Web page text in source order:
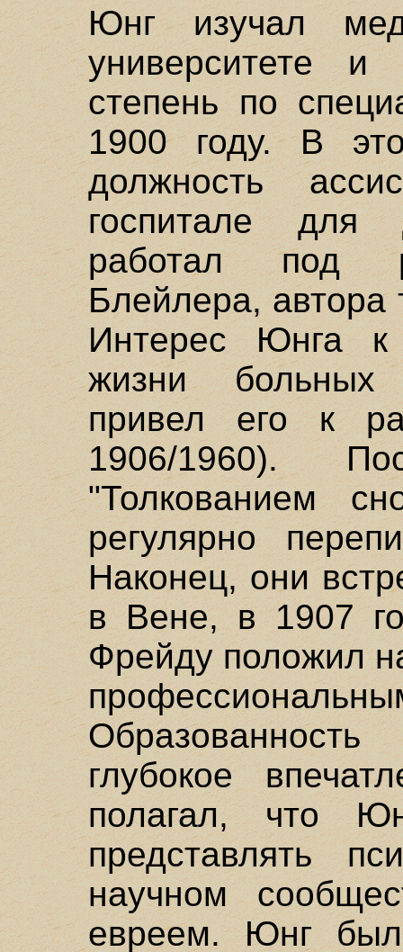
Юнг изучал
университете и
степень по
1900 году. В
должность
госпитале для
работал под
Блейлера,
Интерес Юнга к
жизни больных
привел его к
1906/1960).
"Толкованием
регулярно
Наконец, они
в Вене, в 1907
Фрейду положил
глубокое
полагал, что
представлять
научном
евреем. Юнг